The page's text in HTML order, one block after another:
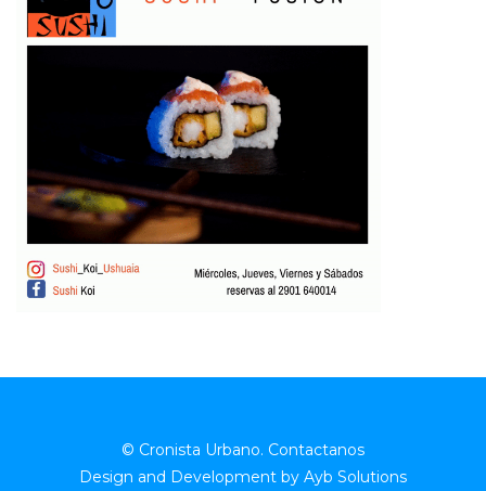
© Cronista Urbano. Contactanos
Design and Development by Ayb Solutions